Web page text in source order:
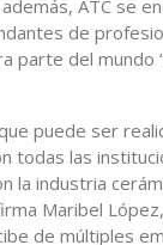
ATC se
de
parte del mundo
puede ser
todas las
la industria
Maribel
de múltiples